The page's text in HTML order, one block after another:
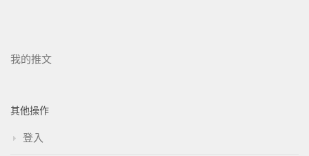
我的推文
其他操作
登入